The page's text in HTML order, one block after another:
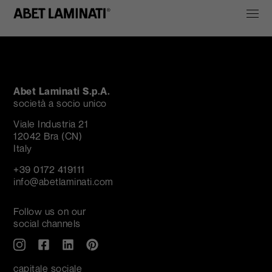
Abet Laminati S.p.A.
società a socio unico
Viale Industria 21
12042 Bra (CN)
Italy
+39 0172 419111
info@abetlaminati.com
Follow us on our
social channels
capitale sociale